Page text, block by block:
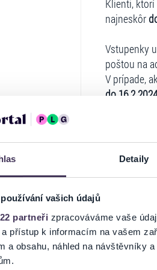
Detaily
vašich údajů
partneři zpracováváme vaše
přístup k informacím na vašem
a obsahu, náhled na návštěvníky
Klienti,
najneskôr
Vstupenky
poštou na
V prípade,
do 16.2.2024
účet`` -
V prípade,
dokončil
aktivovať
najneskôr
Osobitné